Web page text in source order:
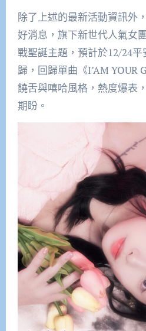
除了上述的最新活動資訊外
好消息，旗下新世代人氣女
戰聖誕主題，預計於12/24
歸，回歸單曲《I’AM YOUR
饒舌與嘻哈風格，熱度爆表
期盼。